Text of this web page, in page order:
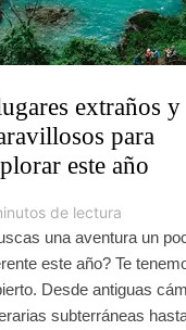
extraños y
para
este año
de lectura
una aventura un
este año? Te
Desde antiguas
subterráneas